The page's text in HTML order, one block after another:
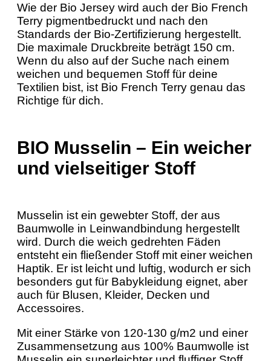
Wie der Bio Jersey wird auch der Bio French
Terry pigmentbedruckt und nach den
Standards der Bio-Zertifizierung hergestellt.
Die maximale Druckbreite beträgt 150 cm.
Wenn du also auf der Suche nach einem
weichen und bequemen Stoff für deine
Textilien bist, ist Bio French Terry genau das
Richtige für dich.
BIO Musselin – Ein weicher
und vielseitiger Stoff
Musselin ist ein gewebter Stoff, der aus
Baumwolle in Leinwandbindung hergestellt
wird. Durch die weich gedrehten Fäden
entsteht ein fließender Stoff mit einer weichen
Haptik. Er ist leicht und luftig, wodurch er sich
besonders gut für Babykleidung eignet, aber
auch für Blusen, Kleider, Decken und
Accessoires.
Mit einer Stärke von 120-130 g/m2 und einer
Zusammensetzung aus 100% Baumwolle ist